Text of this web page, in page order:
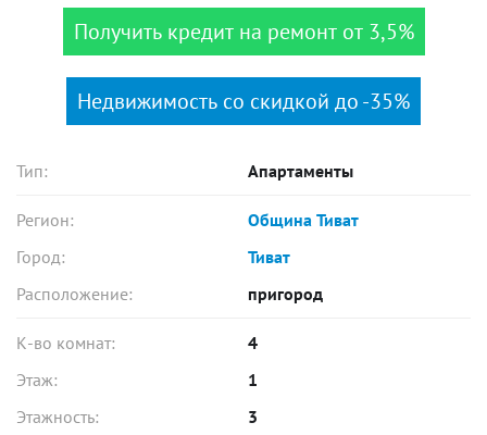
Получить кредит на ремонт от 3,5%
Недвижимость со скидкой до -35%
Тип: Апартаменты
Регион:
Община Тиват
Город:
Тиват
Расположение:
пригород
К-во комнат:
4
Этаж:
1
Этажность:
3